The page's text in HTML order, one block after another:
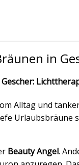
in
Alltag und
Beauty Angel.